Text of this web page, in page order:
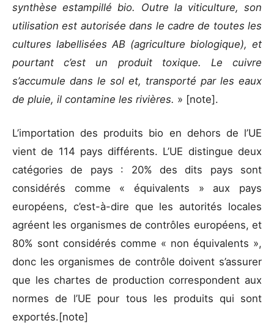
synthèse estampillé bio. Outre la viticulture, son
utilisation est autorisée dans le cadre de toutes les
cultures labellisées AB (agriculture biologique), et
pourtant c’est un produit toxique. Le cuivre
s’accumule dans le sol et, transporté par les eaux
de pluie, il contamine les rivières. » [note].
L’importation des produits bio en dehors de l’UE
vient de 114 pays différents. L’UE distingue deux
catégories de pays : 20% des dits pays sont
considérés comme « équivalents » aux pays
européens, c’est-à-dire que les autorités locales
agréent les organismes de contrôles européens, et
80% sont considérés comme « non équivalents »,
donc les organismes de contrôle doivent s’assurer
que les chartes de production correspondent aux
normes de l’UE pour tous les produits qui sont
exportés.[note]